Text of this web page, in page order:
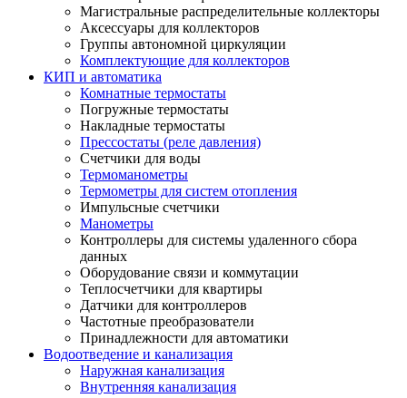
Магистральные распределительные коллекторы
Аксессуары для коллекторов
Группы автономной циркуляции
Комплектующие для коллекторов
КИП и автоматика
Комнатные термостаты
Погружные термостаты
Накладные термостаты
Прессостаты (реле давления)
Счетчики для воды
Термоманометры
Термометры для систем отопления
Импульсные счетчики
Манометры
Контроллеры для системы удаленного сбора
данных
Оборудование связи и коммутации
Теплосчетчики для квартиры
Датчики для контроллеров
Частотные преобразователи
Принадлежности для автоматики
Водоотведение и канализация
Наружная канализация
Внутренняя канализация